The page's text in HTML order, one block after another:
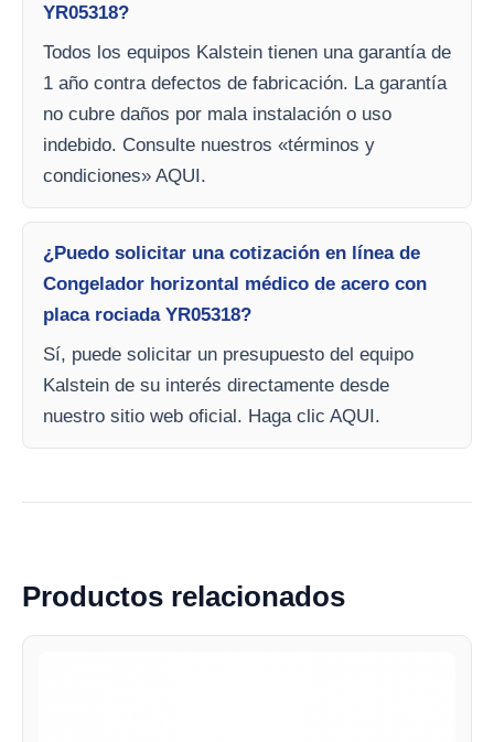
YR05318?
Todos los equipos Kalstein tienen una garantía de
1 año contra defectos de fabricación. La garantía
no cubre daños por mala instalación o uso
indebido. Consulte nuestros «términos y
condiciones» AQUI.
¿Puedo solicitar una cotización en línea de
Congelador horizontal médico de acero con
placa rociada YR05318?
Sí, puede solicitar un presupuesto del equipo
Kalstein de su interés directamente desde
nuestro sitio web oficial. Haga clic AQUI.
Productos relacionados